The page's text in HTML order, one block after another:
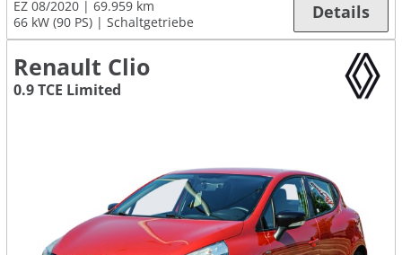
EZ 08/2020
69.959 km
66 kW (90 PS)
Schaltgetriebe Details
Renault Clio
0.9 TCE Limited